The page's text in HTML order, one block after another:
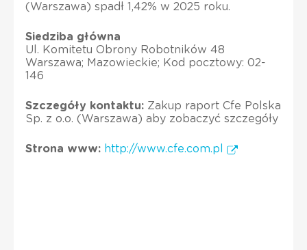
(Warszawa) spadł 1,42% w 2025 roku.
Siedziba główna
Ul. Komitetu Obrony Robotników 48
Warszawa; Mazowieckie; Kod pocztowy: 02-
146
Szczegóły kontaktu: Zakup raport Cfe Polska
Sp. z o.o. (Warszawa) aby zobaczyć szczegóły
Strona www: http://www.cfe.com.pl